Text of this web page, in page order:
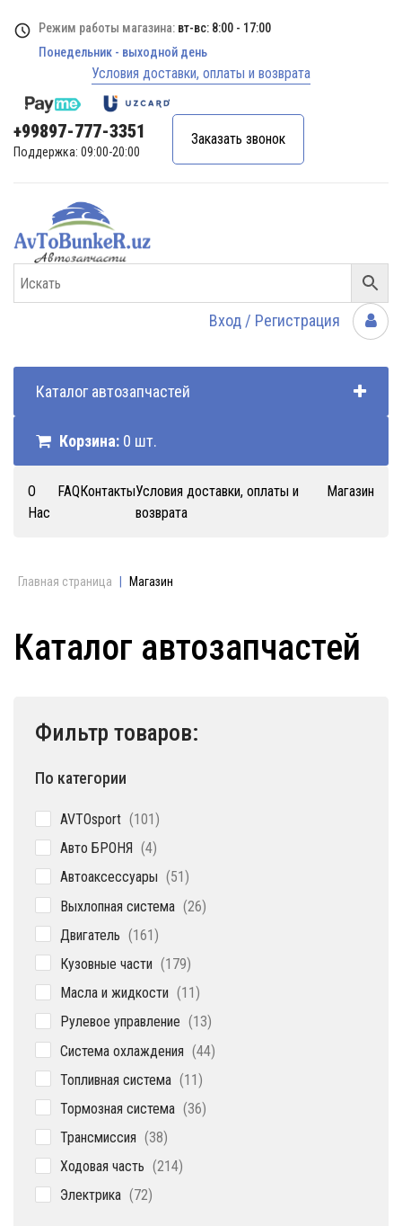
Режим работы магазина: вт-вс: 8:00 - 17:00
Понедельник - выходной день
Условия доставки, оплаты и возврата
+99897-777-3351
Поддержка: 09:00-20:00
Заказать звонок
Вход / Регистрация
Каталог автозапчастей
Корзина: 0 шт.
О
Нас
FAQКонтактыУсловия доставки, оплаты и
возврата
Магазин
Главная страница Магазин
Каталог автозапчастей
Фильтр товаров:
По категории
AVTOsport 101101
Авто БРОНЯ 44
Автоаксессуары 51 51
Выхлопная система 2626
Двигатель 161161
Кузовные части 179179
Масла и жидкости 1111
Рулевое управление 1313
Система охлаждения 4444
Топливная система 1111
Тормозная система 3636
Трансмиссия 3838
Ходовая часть 214214
Электрика 7272